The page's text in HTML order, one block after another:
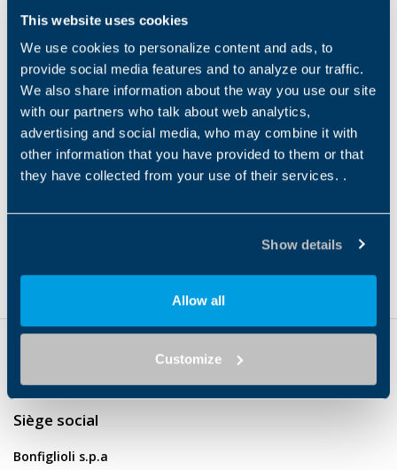
This website uses cookies
We use cookies to personalize content and ads, to
provide social media features and to analyze our traffic.
We also share information about the way you use our site
with our partners who talk about web analytics,
advertising and social media, who may combine it with
other information that you have provided to them or that
they have collected from your use of their services. .
Show details
Allow all
Customize
Type de produit
MOTOR
Type de moteur
Asyncronous
Three-Phase
Série BX
BX
Type de produit
MOTOR
Type de moteur
Asyncronous
Technologie du moteur
Three-Phase
MOTOR
Syncronous
Servomotor
Siège social
Bonfiglioli s.p.a